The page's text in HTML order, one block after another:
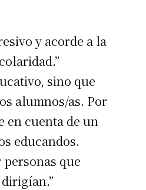
y acorde a la
sino que
alumnos/as. Por
en cuenta de un
educandos.
que